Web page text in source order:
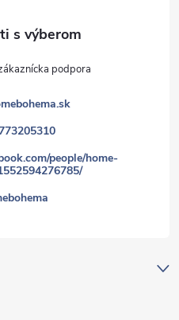
people/home-